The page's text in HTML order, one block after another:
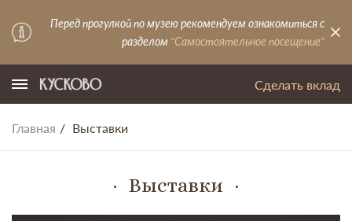
Перед прогулкой по музею рекомендуем ознакомиться с
разделом "Самостоятельное посещение"
Сделать вклад
Главная Выставки
Выставки